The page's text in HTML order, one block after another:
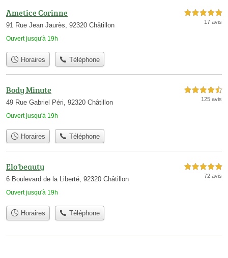
Ametice Corinne
91 Rue Jean Jaurès, 92320 Châtillon
Ouvert jusqu'à 19h
5,0 étoiles sur 5
17 avis
Horaires Téléphone
Body Minute
49 Rue Gabriel Péri, 92320 Châtillon
Ouvert jusqu'à 19h
4,5 étoiles sur 5
125 avis
Horaires Téléphone
Elo'beauty
6 Boulevard de la Liberté, 92320 Châtillon
Ouvert jusqu'à 19h
5,0 étoiles sur 5
72 avis
Horaires Téléphone